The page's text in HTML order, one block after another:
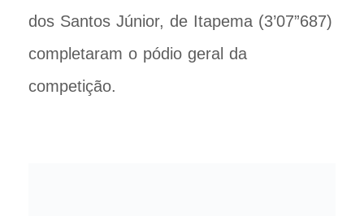
dos Santos Júnior, de Itapema (3’07”687)
completaram o pódio geral da
competição.